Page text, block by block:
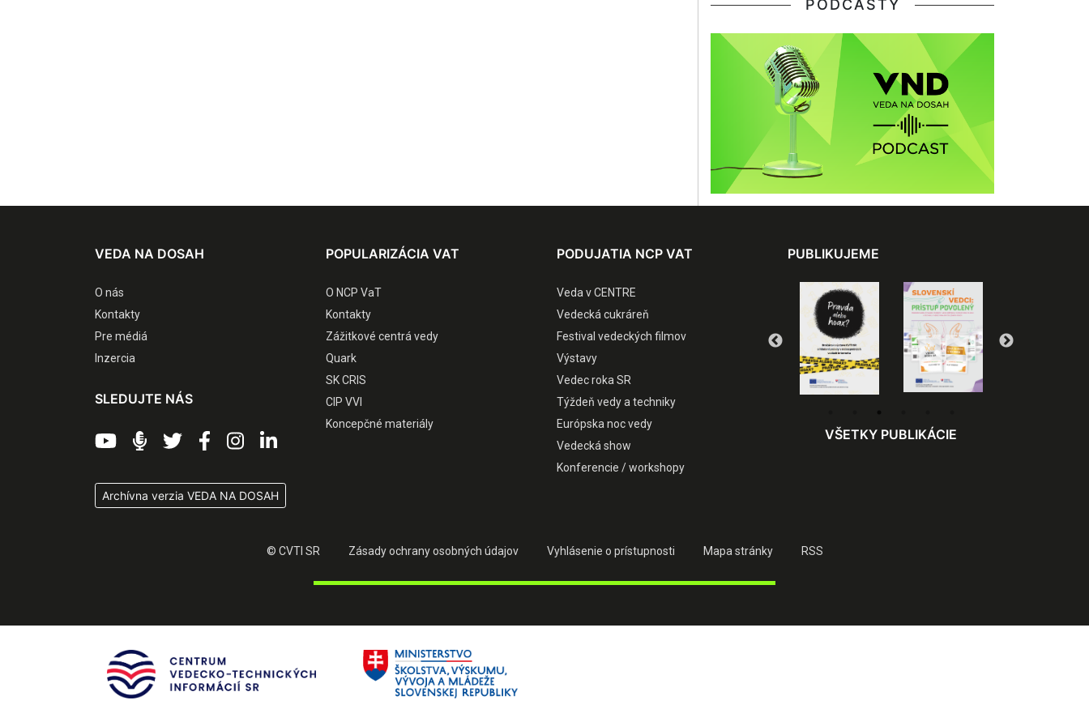
PODCASTY
VEDA NA DOSAH
O nás
Kontakty
Pre médiá
Inzercia
SLEDUJTE NÁS
Archívna verzia VEDA NA DOSAH
POPULARIZÁCIA VAT
O NCP VaT
Kontakty
Zážitkové centrá vedy
Quark
SK CRIS
CIP VVI
Koncepčné materiály
PODUJATIA NCP VAT
Veda v CENTRE
Vedecká cukráreň
Festival vedeckých filmov
Výstavy
Vedec roka SR
Týždeň vedy a techniky
Európska noc vedy
Vedecká show
Konferencie / workshopy
PUBLIKUJEME
VŠETKY PUBLIKÁCIE
© CVTI SR Zásady ochrany osobných údajov Vyhlásenie o prístupnosti Mapa stránky RSS